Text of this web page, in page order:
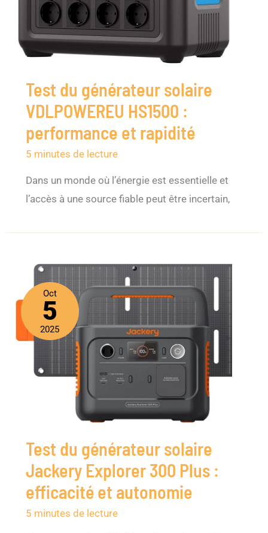
Test du générateur solaire
VDLPOWEREU HS1500 :
performance et rapidité
5 minutes de lecture
Dans un monde où l’énergie est essentielle et
l’accès à une source fiable peut être incertain,
Oct
5
2025
Test du générateur solaire
Jackery Explorer 300 Plus :
efficacité et autonomie
5 minutes de lecture